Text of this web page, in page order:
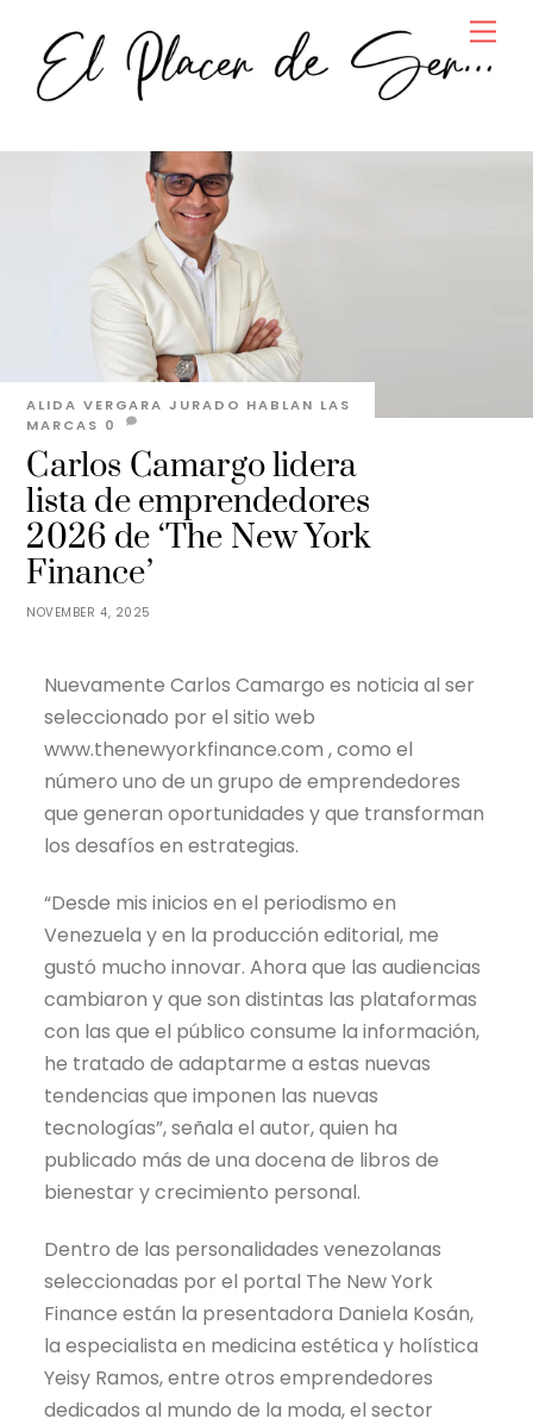
content
NOVEMBER 4, 2025
Carlos Camargo lidera
lista de emprendedores
2026 de ‘The New York
Finance’
ALIDA VERGARA JURADO HABLAN LAS
MARCAS 0
Nuevamente Carlos Camargo es noticia al ser
seleccionado por el sitio web
www.thenewyorkfinance.com , como el
número uno de un grupo de emprendedores
que generan oportunidades y que transforman
los desafíos en estrategias.
“Desde mis inicios en el periodismo en
Venezuela y en la producción editorial, me
gustó mucho innovar. Ahora que las audiencias
cambiaron y que son distintas las plataformas
con las que el público consume la información,
he tratado de adaptarme a estas nuevas
tendencias que imponen las nuevas
tecnologías”, señala el autor, quien ha
publicado más de una docena de libros de
bienestar y crecimiento personal.
Dentro de las personalidades venezolanas
seleccionadas por el portal The New York
Finance están la presentadora Daniela Kosán,
la especialista en medicina estética y holística
Yeisy Ramos, entre otros emprendedores
dedicados al mundo de la moda, el sector